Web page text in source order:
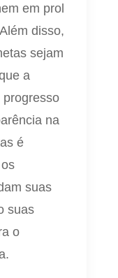
em prol
disso,
sejam
a
progresso
na
é
suas
suas
o